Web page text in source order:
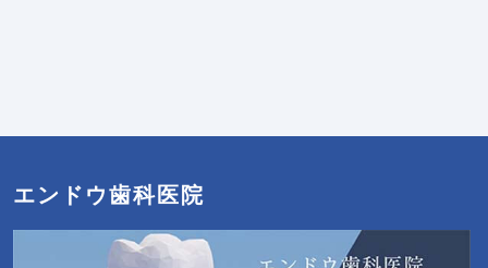
エンドウ歯科医院